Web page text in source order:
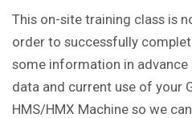
This on-site training class is
order to successfully
some information in
data and current use of your
HMS/HMX Machine so we